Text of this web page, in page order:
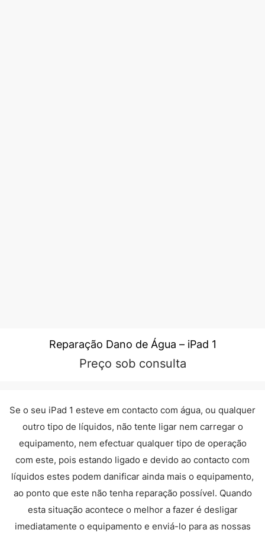
Reparação Dano de Água – iPad 1
Preço sob consulta
Se o seu iPad 1 esteve em contacto com água, ou qualquer
outro tipo de líquidos, não tente ligar nem carregar o
equipamento, nem efectuar qualquer tipo de operação
com este, pois estando ligado e devido ao contacto com
líquidos estes podem danificar ainda mais o equipamento,
ao ponto que este não tenha reparação possível. Quando
esta situação acontece o melhor a fazer é desligar
imediatamente o equipamento e enviá-lo para as nossas